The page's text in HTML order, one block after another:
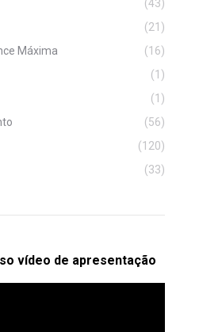
(43)
(21)
Máxima
(16)
(1)
(1)
(56)
(120)
(33)
vídeo de apresentação